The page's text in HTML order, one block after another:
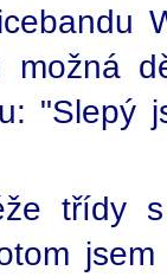
možná
"Slepý
třídy